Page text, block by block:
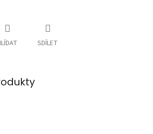
SDÍLET